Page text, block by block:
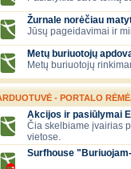
Žurnale norėčiau
Jūsų pageidavimai ir
Metų buriuotojų
Metų buriuotojų
- PORTALO
Akcijos ir pasiūlymai
Čia skelbiame įvairias
vietose.
Surfhouse